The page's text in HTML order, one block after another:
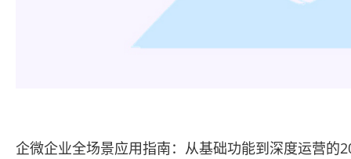
企微企业全场景应用指南：从基础功能到深度运营的